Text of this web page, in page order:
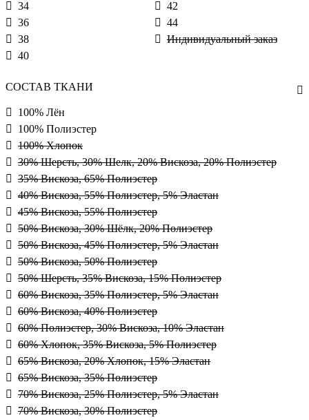
34
36
38
40
42
44
Индивидуальный заказ
СОСТАВ ТКАНИ
100% Лён
100% Полиэстер
100% Хлопок
30% Шерсть, 30% Шелк, 20% Вискоза, 20% Полиэстер
35% Вискоза, 65% Полиэстер
40% Вискоза, 55% Полиэстер, 5% Эластан
45% Вискоза, 55% Полиэстер
50% Вискоза, 30% Шёлк, 20% Полиэстер
50% Вискоза, 45% Полиэстер, 5% Эластан
50% Вискоза, 50% Полиэстер
50% Шерсть, 35% Вискоза, 15% Полиэстер
60% Вискоза, 35% Полиэстер, 5% Эластан
60% Вискоза, 40% Полиэстер
60% Полиэстер, 30% Вискоза, 10% Эластан
60% Хлопок, 35% Вискоза, 5% Полиэстер
65% Вискоза, 20% Хлопок, 15% Эластан
65% Вискоза, 35% Полиэстер
70% Вискоза, 25% Полиэстер, 5% Эластан
70% Вискоза, 30% Полиэстер